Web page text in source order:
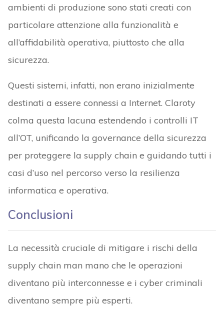
ambienti di produzione sono stati creati con
particolare attenzione alla funzionalità e
all’affidabilità operativa, piuttosto che alla
sicurezza.
Questi sistemi, infatti, non erano inizialmente
destinati a essere connessi a Internet. Claroty
colma questa lacuna estendendo i controlli IT
all’OT, unificando la governance della sicurezza
per proteggere la supply chain e guidando tutti i
casi d’uso nel percorso verso la resilienza
informatica e operativa.
Conclusioni
La necessità cruciale di mitigare i rischi della
supply chain man mano che le operazioni
diventano più interconnesse e i cyber criminali
diventano sempre più esperti.